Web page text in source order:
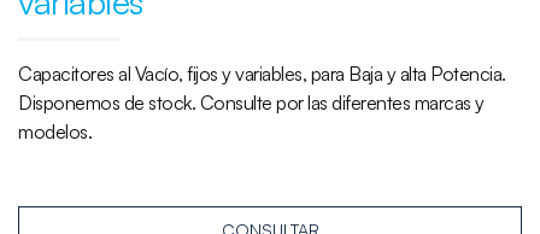
Capacitores al Vacío, fijos y variables, para Baja y alta Potencia.
Disponemos de stock. Consulte por las diferentes marcas y
modelos.
CONSULTAR